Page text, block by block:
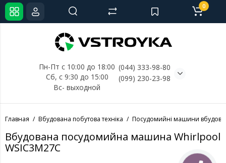
Пн-Пт с 10:00 до 18:00
Сб, с 9:30 до 15:00
Вс- выходной
(044) 333-98-80
(099) 230-23-98
0
Главная Вбудована побутова техніка Посудомийні машини
Вбудована посудомийна машина Whirlpool
WSIC3M27C